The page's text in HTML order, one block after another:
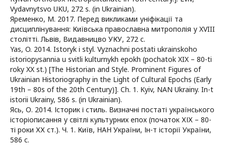
Vydavnytsvo UKU, 272 s. (in Ukrainian).
Яременко, М. 2017. Перед викликами уніфікації та
дисциплінування: Київська православна митрополія у XVIII
столітті. Львів, Видавницво УКУ, 272 с.
Yas, O. 2014. Istoryk i styl. Vyznachni postati ukrainskoho
istoriopysannia u svitli kulturnykh epokh (pochatok XIX – 80-ti
roky XX st.) [The Historian and Style. Prominent Figures of
Ukrainian Historiography in the Light of Cultural Epochs (Early
19th – 80s of the 20th Century)]. Ch. 1. Kyiv, NAN Ukrainy. In-t
istorii Ukrainy, 586 s. (in Ukrainian).
Ясь, О. 2014. Історик і стиль. Визначні постаті українського
історіописання у світлі культурних епох (початок ХІХ – 80-
ті роки ХХ ст.). Ч. 1. Київ, НАН України, Ін-т історії України,
586 c.